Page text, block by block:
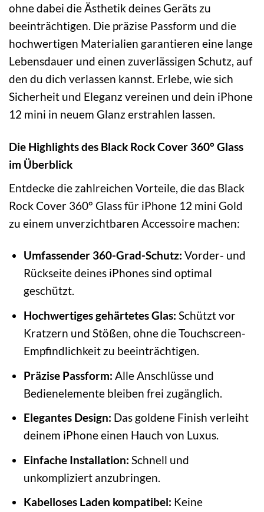
ohne dabei die Ästhetik deines Geräts zu
beeinträchtigen. Die präzise Passform und die
hochwertigen Materialien garantieren eine lange
Lebensdauer und einen zuverlässigen Schutz, auf
den du dich verlassen kannst. Erlebe, wie sich
Sicherheit und Eleganz vereinen und dein iPhone
12 mini in neuem Glanz erstrahlen lassen.
Die Highlights des Black Rock Cover 360° Glass
im Überblick
Entdecke die zahlreichen Vorteile, die das Black
Rock Cover 360° Glass für iPhone 12 mini Gold
zu einem unverzichtbaren Accessoire machen:
Umfassender 360-Grad-Schutz: Vorder- und
Rückseite deines iPhones sind optimal
geschützt.
Hochwertiges gehärtetes Glas: Schützt vor
Kratzern und Stößen, ohne die Touchscreen-
Empfindlichkeit zu beeinträchtigen.
Präzise Passform: Alle Anschlüsse und
Bedienelemente bleiben frei zugänglich.
Elegantes Design: Das goldene Finish verleiht
deinem iPhone einen Hauch von Luxus.
Einfache Installation: Schnell und
unkompliziert anzubringen.
Kabelloses Laden kompatibel: Keine